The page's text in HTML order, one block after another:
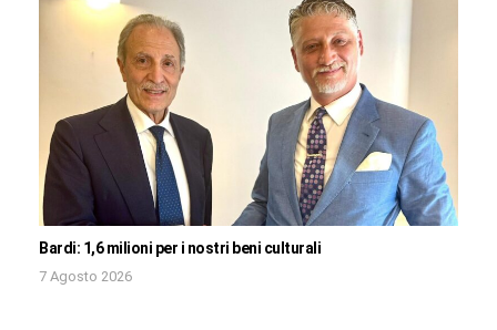
Bardi: 1,6 milioni per i nostri beni culturali
7 Agosto 2026